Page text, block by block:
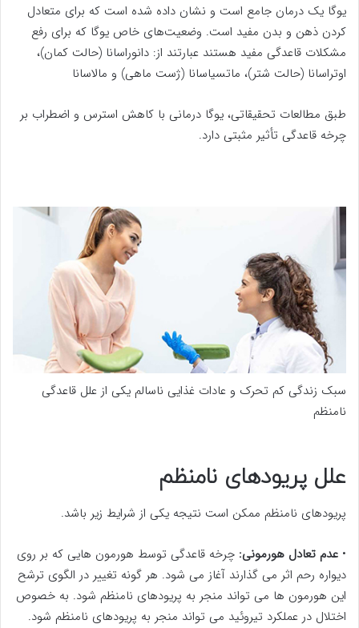
یوگا یک درمان جامع است و نشان داده شده است که برای متعادل
کردن ذهن و بدن مفید است. وضعیت‌های خاص یوگا که برای رفع
مشکلات قاعدگی مفید هستند عبارتند از: دانوراسانا (حالت کمان)،
اوتراسانا (حالت شتر)، ماتسیاسانا (ژست ماهی) و مالاسانا
طبق مطالعات تحقیقاتی، یوگا درمانی با کاهش استرس و اضطراب بر
چرخه قاعدگی تأثیر مثبتی دارد.
سبک زندگی کم تحرک و عادات غذایی ناسالم یکی از علل قاعدگی
نامنظم
علل پریودهای نامنظم
پریودهای نامنظم ممکن است نتیجه یکی از شرایط زیر باشد.
• عدم تعادل هورمونی: چرخه قاعدگی توسط هورمون هایی که بر روی
دیواره رحم اثر می گذارند آغاز می شود. هر گونه تغییر در الگوی ترشح
این هورمون ها می تواند منجر به پریودهای نامنظم شود. به خصوص
اختلال در عملکرد تیروئید می تواند منجر به پریودهای نامنظم شود.